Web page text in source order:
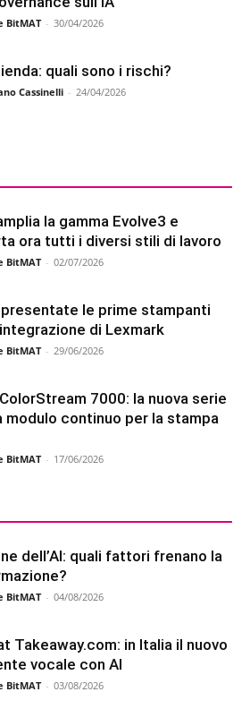
BitMAT - 30/04/2026
quali sono i rischi?
Cassinelli - 24/04/2026
la gamma Evolve3 e
ora tutti i diversi stili di lavoro
BitMAT - 02/07/2026
le prime stampanti
di Lexmark
BitMAT - 29/06/2026
7000: la nuova serie
modulo continuo per la stampa
BitMAT - 17/06/2026
dell’AI: quali fattori frenano la
BitMAT - 04/08/2026
Takeaway.com: in Italia il nuovo
vocale con AI
BitMAT - 03/08/2026